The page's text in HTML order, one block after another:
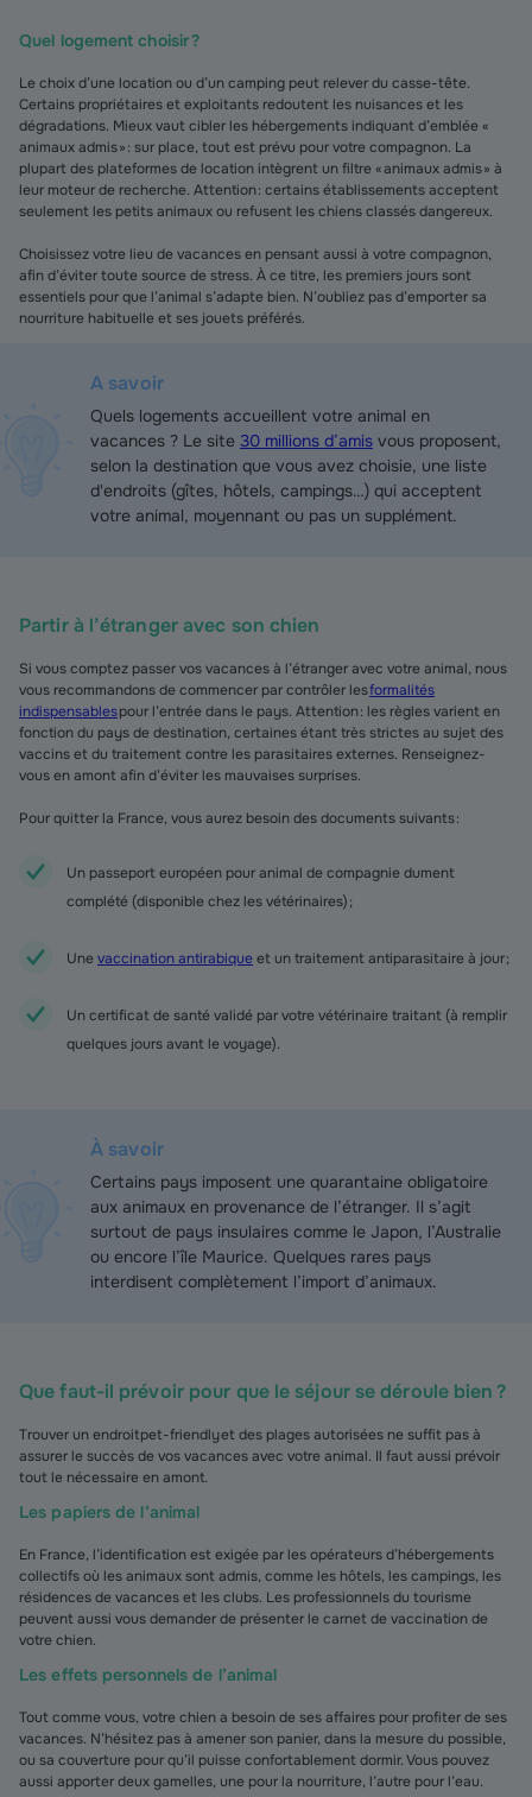
Quel logement choisir ?
Le choix d’une location ou d’un camping peut relever du casse-tête.
Certains propriétaires et exploitants redoutent les nuisances et les
dégradations. Mieux vaut cibler les hébergements indiquant d’emblée «
animaux admis » : sur place, tout est prévu pour votre compagnon. La
plupart des plateformes de location intègrent un filtre « animaux admis » à
leur moteur de recherche. Attention : certains établissements acceptent
seulement les petits animaux ou refusent les chiens classés dangereux.
Choisissez votre lieu de vacances en pensant aussi à votre compagnon,
afin d’éviter toute source de stress. À ce titre, les premiers jours sont
essentiels pour que l’animal s’adapte bien. N’oubliez pas d’emporter sa
nourriture habituelle et ses jouets préférés.
A savoir
Quels logements accueillent votre animal en
vacances ? Le site 30 millions d’amis vous proposent,
selon la destination que vous avez choisie, une liste
d'endroits (gîtes, hôtels, campings…) qui acceptent
votre animal, moyennant ou pas un supplément.
Partir à l’étranger avec son chien
Si vous comptez passer vos vacances à l’étranger avec votre animal, nous
vous recommandons de commencer par contrôler lesformalités
indispensablespour l’entrée dans le pays. Attention : les règles varient en
fonction du pays de destination, certaines étant très strictes au sujet des
vaccins et du traitement contre les parasitaires externes. Renseignez-
vous en amont afin d’éviter les mauvaises surprises.
Pour quitter la France, vous aurez besoin des documents suivants :
Un passeport européen pour animal de compagnie dument
complété (disponible chez les vétérinaires) ;
Unevaccination antirabiqueet un traitement antiparasitaire à jour ;
Un certificat de santé validé par votre vétérinaire traitant (à remplir
quelques jours avant le voyage).
À savoir
Certains pays imposent une quarantaine obligatoire
aux animaux en provenance de l’étranger. Il s’agit
surtout de pays insulaires comme le Japon, l’Australie
ou encore l’île Maurice. Quelques rares pays
interdisent complètement l’import d’animaux.
Que faut-il prévoir pour que le séjour se déroule bien ?
Trouver un endroit pet-friendly et des plages autorisées ne suffit pas à
assurer le succès de vos vacances avec votre animal. Il faut aussi prévoir
tout le nécessaire en amont.
Les papiers de l’animal
En France, l’identification est exigée par les opérateurs d’hébergements
collectifs où les animaux sont admis, comme les hôtels, les campings, les
résidences de vacances et les clubs. Les professionnels du tourisme
peuvent aussi vous demander de présenter le carnet de vaccination de
votre chien.
Les effets personnels de l’animal
Tout comme vous, votre chien a besoin de ses affaires pour profiter de ses
vacances. N’hésitez pas à amener son panier, dans la mesure du possible,
ou sa couverture pour qu’il puisse confortablement dormir. Vous pouvez
aussi apporter deux gamelles, une pour la nourriture, l’autre pour l’eau.